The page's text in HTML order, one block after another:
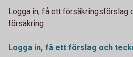
Logga in, få ett försäkringsförslag
försäkring
Logga in, få ett förslag och